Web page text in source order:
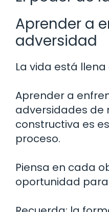
Aprender a
adversidad
La vida está
Aprender a
adversidades de
constructiva es
proceso.
Piensa en cada
oportunidad